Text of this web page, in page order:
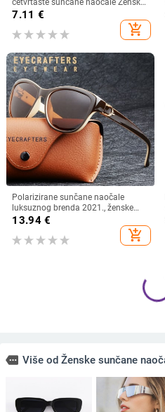
velike sunčane naočale Ženske
muške Retro Leopard Luksuzne
sunčane naočale UV400
7.11 €
add_shopping_cart
Polarizirane sunčane naočale
luksuznog brenda 2021., ženske
ženske elegantne sunčane naočale
za žene Ženske naočale za vožnju
Oculos De Sol
13.94€
add_shopping_cart
Nove modne sunčane naočale